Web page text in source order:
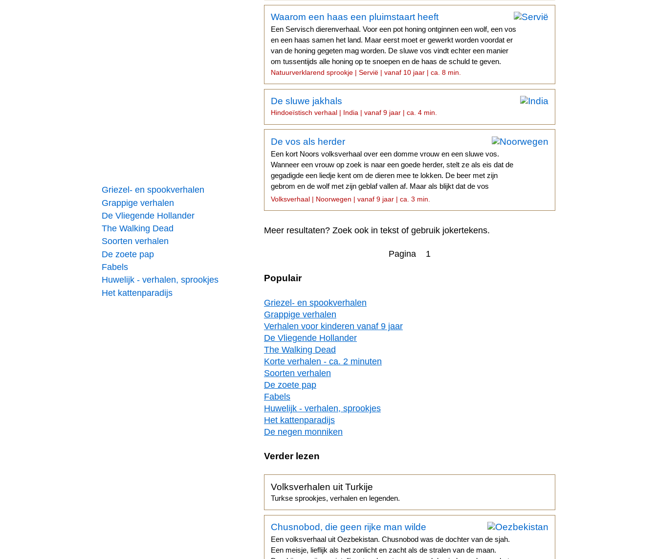
Griezel- en spookverhalen
Grappige verhalen
De Vliegende Hollander
The Walking Dead
Soorten verhalen
De zoete pap
Fabels
Huwelijk - verhalen, sprookjes
Het kattenparadijs
Waarom een haas een pluimstaart heeft
Een Servisch dierenverhaal. Voor een pot honing ontginnen een wolf, een vos
en een haas samen het land. Maar eerst moet er gewerkt worden voordat er
van de honing gegeten mag worden. De sluwe vos vindt echter een manier
om tussentijds alle honing op te snoepen en de haas de schuld te geven.
Natuurverklarend sprookje | Servië | vanaf 10 jaar | ca. 8 min.
De sluwe jakhals
Hindoeïstisch verhaal | India | vanaf 9 jaar | ca. 4 min.
De vos als herder
Een kort Noors volksverhaal over een domme vrouw en een sluwe vos.
Wanneer een vrouw op zoek is naar een goede herder, stelt ze als eis dat de
gegadigde een liedje kent om de dieren mee te lokken. De beer met zijn
gebrom en de wolf met zijn geblaf vallen af. Maar als blijkt dat de vos
melodieus kan zingen...
Volksverhaal | Noorwegen | vanaf 9 jaar | ca. 3 min.
Meer resultaten? Zoek ook in tekst of gebruik jokertekens.
Pagina 1
Populair
Griezel- en spookverhalen
Grappige verhalen
Verhalen voor kinderen vanaf 9 jaar
De Vliegende Hollander
The Walking Dead
Korte verhalen - ca. 2 minuten
Soorten verhalen
De zoete pap
Fabels
Huwelijk - verhalen, sprookjes
Het kattenparadijs
De negen monniken
Verder lezen
Volksverhalen uit Turkije
Turkse sprookjes, verhalen en legenden.
Chusnobod, die geen rijke man wilde
Een volksverhaal uit Oezbekistan. Chusnobod was de dochter van de sjah.
Een meisje, lieflijk als het zonlicht en zacht als de stralen van de maan.